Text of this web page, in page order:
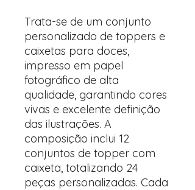
Trata-se de um conjunto
personalizado de toppers e
caixetas para doces,
impresso em papel
fotográfico de alta
qualidade, garantindo cores
vivas e excelente definição
das ilustrações. A
composição inclui 12
conjuntos de topper com
caixeta, totalizando 24
peças personalizadas. Cada